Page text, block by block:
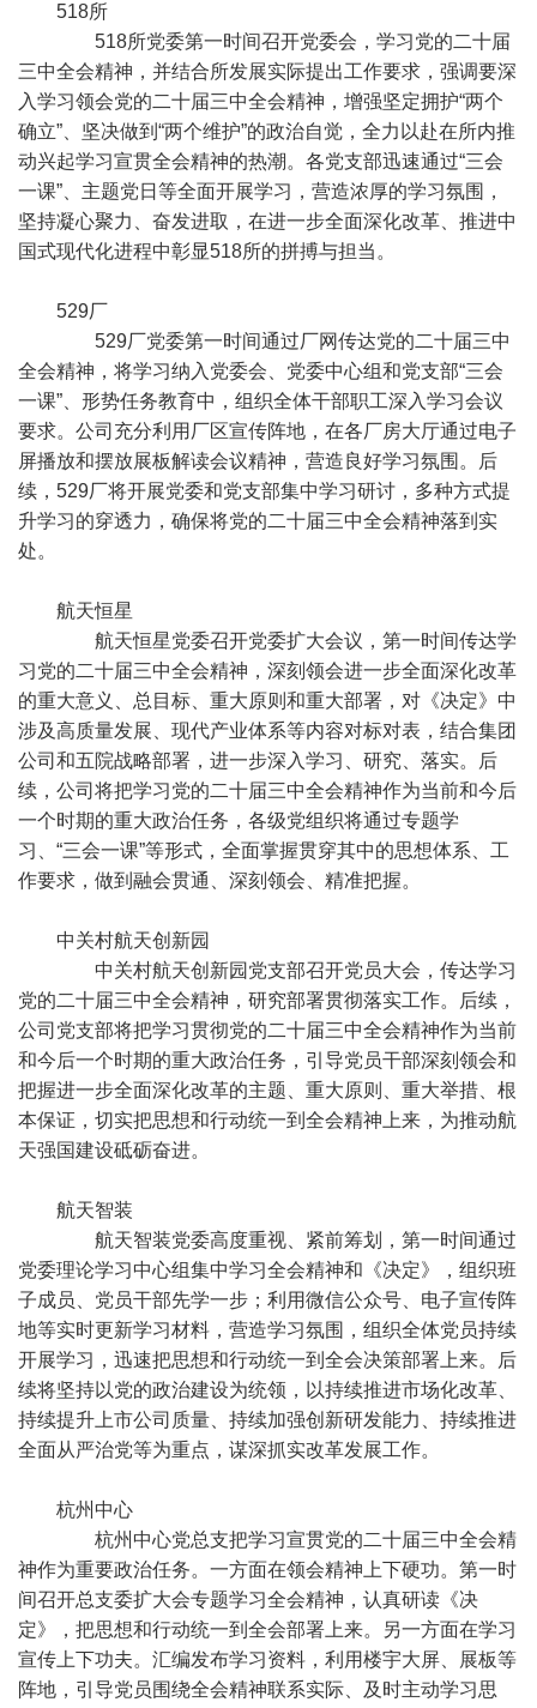
518所
518所党委第一时间召开党委会，学习党的二十届
三中全会精神，并结合所发展实际提出工作要求，强调要深
入学习领会党的二十届三中全会精神，增强坚定拥护“两个
确立”、坚决做到“两个维护”的政治自觉，全力以赴在所内推
动兴起学习宣贯全会精神的热潮。各党支部迅速通过“三会
一课”、主题党日等全面开展学习，营造浓厚的学习氛围，
坚持凝心聚力、奋发进取，在进一步全面深化改革、推进中
国式现代化进程中彰显518所的拼搏与担当。
529厂
529厂党委第一时间通过厂网传达党的二十届三中
全会精神，将学习纳入党委会、党委中心组和党支部“三会
一课”、形势任务教育中，组织全体干部职工深入学习会议
要求。公司充分利用厂区宣传阵地，在各厂房大厅通过电子
屏播放和摆放展板解读会议精神，营造良好学习氛围。后
续，529厂将开展党委和党支部集中学习研讨，多种方式提
升学习的穿透力，确保将党的二十届三中全会精神落到实
处。
航天恒星
航天恒星党委召开党委扩大会议，第一时间传达学
习党的二十届三中全会精神，深刻领会进一步全面深化改革
的重大意义、总目标、重大原则和重大部署，对《决定》中
涉及高质量发展、现代产业体系等内容对标对表，结合集团
公司和五院战略部署，进一步深入学习、研究、落实。后
续，公司将把学习党的二十届三中全会精神作为当前和今后
一个时期的重大政治任务，各级党组织将通过专题学
习、“三会一课”等形式，全面掌握贯穿其中的思想体系、工
作要求，做到融会贯通、深刻领会、精准把握。
中关村航天创新园
中关村航天创新园党支部召开党员大会，传达学习
党的二十届三中全会精神，研究部署贯彻落实工作。后续，
公司党支部将把学习贯彻党的二十届三中全会精神作为当前
和今后一个时期的重大政治任务，引导党员干部深刻领会和
把握进一步全面深化改革的主题、重大原则、重大举措、根
本保证，切实把思想和行动统一到全会精神上来，为推动航
天强国建设砥砺奋进。
航天智装
航天智装党委高度重视、紧前筹划，第一时间通过
党委理论学习中心组集中学习全会精神和《决定》，组织班
子成员、党员干部先学一步；利用微信公众号、电子宣传阵
地等实时更新学习材料，营造学习氛围，组织全体党员持续
开展学习，迅速把思想和行动统一到全会决策部署上来。后
续将坚持以党的政治建设为统领，以持续推进市场化改革、
持续提升上市公司质量、持续加强创新研发能力、持续推进
全面从严治党等为重点，谋深抓实改革发展工作。
杭州中心
杭州中心党总支把学习宣贯党的二十届三中全会精
神作为重要政治任务。一方面在领会精神上下硬功。第一时
间召开总支委扩大会专题学习全会精神，认真研读《决
定》，把思想和行动统一到全会部署上来。另一方面在学习
宣传上下功夫。汇编发布学习资料，利用楼宇大屏、展板等
阵地，引导党员围绕全会精神联系实际、及时主动学习思